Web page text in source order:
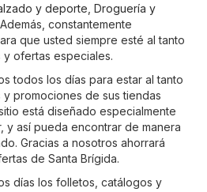
y deporte Droguería y
constantemente
que usted siempre esté al tanto
ofertas especiales.
todos los días para estar al tanto
promociones de sus tiendas
está diseñado especialmente
y así pueda encontrar de manera
Gracias a nosotros ahorrará
de Santa Brígida.
días los folletos, catálogos y